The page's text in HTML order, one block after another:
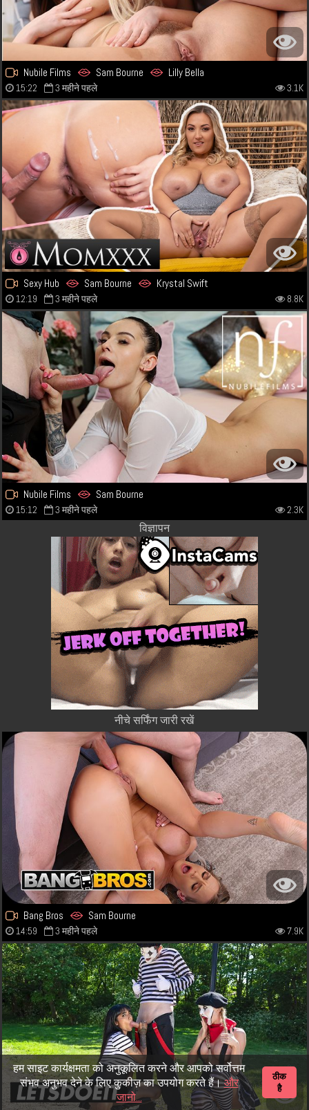
हम साइट कार्यक्षमता को अनुकूलित करने और आपको सर्वोत्तम
संभव अनुभव देने के लिए कुकीज़ का उपयोग करते हैं।और
जानो...
ठीक
है
Nubile Films Sam Bourne Lilly Bella
15:22 3 महीने पहले 3.1K
Sexy Hub Sam Bourne Krystal Swift
12:19 3 महीने पहले 8.8K
Nubile Films Sam Bourne
15:12 3 महीने पहले 2.3K
विज्ञापन
नीचे सर्फिंग जारी रखें
Bang Bros Sam Bourne
14:59 3 महीने पहले 7.9K